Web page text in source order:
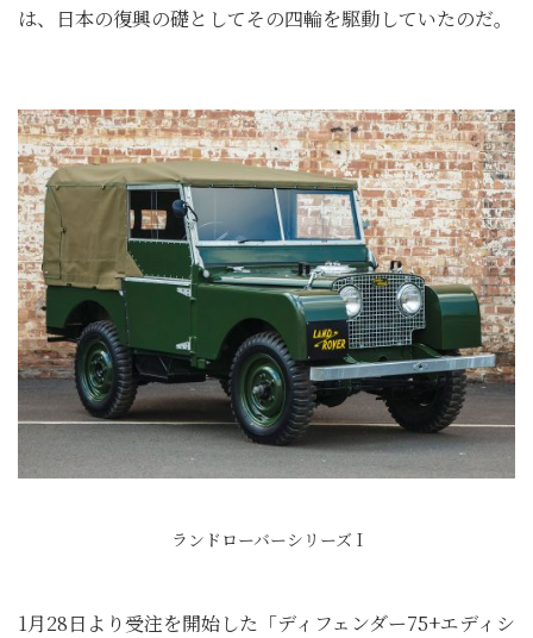
は、日本の復興の礎としてその四輪を駆動していたのだ。
ランドローバーシリーズ I
1月28日より受注を開始した「ディフェンダー75+エディシ